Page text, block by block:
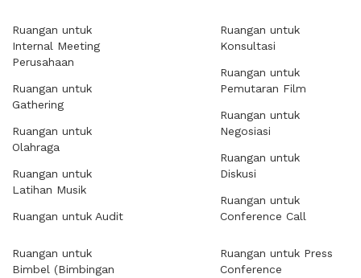
Ruangan untuk
Internal Meeting
Perusahaan
Ruangan untuk
Gathering
Ruangan untuk
Olahraga
Ruangan untuk
Latihan Musik
Ruangan untuk Audit
Ruangan untuk
Konsultasi
Ruangan untuk
Pemutaran Film
Ruangan untuk
Negosiasi
Ruangan untuk
Diskusi
Ruangan untuk
Conference Call
Ruangan untuk
Bimbel (Bimbingan
Ruangan untuk Press
Conference